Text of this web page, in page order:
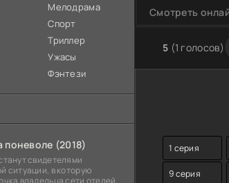
Мелодрама
Спорт
Триллер
Ужасы
Фэнтези
поневоле (2018)
свидетелями
ситуации, в которую
владельца сети отелей
Смотреть
5 (1 голосов)
2 3 4 5
1 серия
9 серия